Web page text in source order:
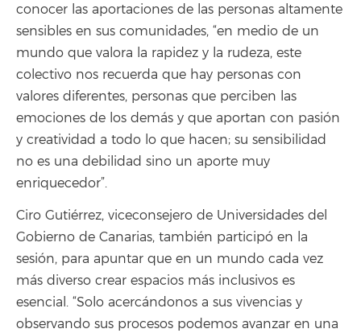
conocer las aportaciones de las personas altamente
sensibles en sus comunidades, “en medio de un
mundo que valora la rapidez y la rudeza, este
colectivo nos recuerda que hay personas con
valores diferentes, personas que perciben las
emociones de los demás y que aportan con pasión
y creatividad a todo lo que hacen; su sensibilidad
no es una debilidad sino un aporte muy
enriquecedor”.
Ciro Gutiérrez, viceconsejero de Universidades del
Gobierno de Canarias, también participó en la
sesión, para apuntar que en un mundo cada vez
más diverso crear espacios más inclusivos es
esencial. “Solo acercándonos a sus vivencias y
observando sus procesos podemos avanzar en una